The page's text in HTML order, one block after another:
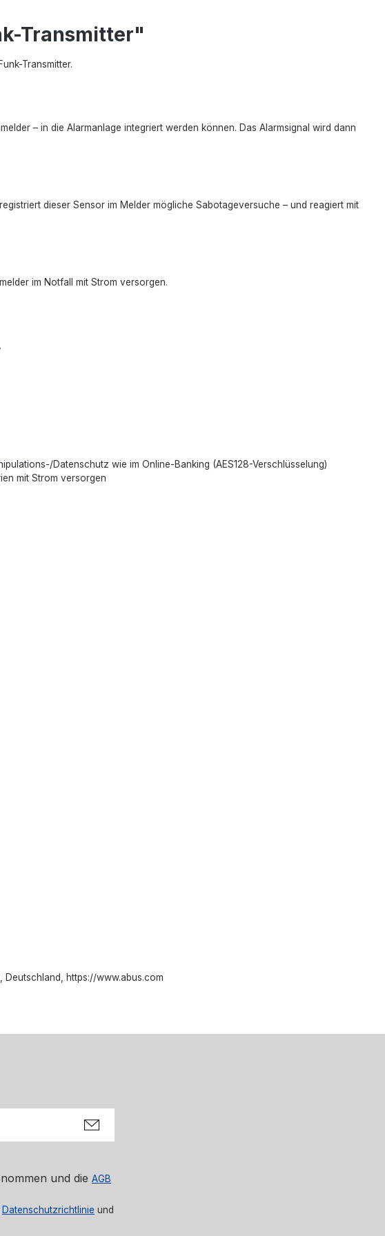
Transmitter"
Transmitter.
– in die Alarmanlage integriert werden können. Das Alarmsignal wird dann
dieser Sensor im Melder mögliche Sabotageversuche – und reagiert mit
im Notfall mit Strom versorgen.
Datenschutz wie im Online-Banking (AES128-Verschlüsselung)
mit Strom versorgen
Deutschland, https://www.abus.com
und die AGB
Datenschutzrichtlinie und